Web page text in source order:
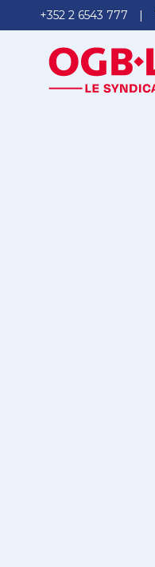
+352 2 6543 777